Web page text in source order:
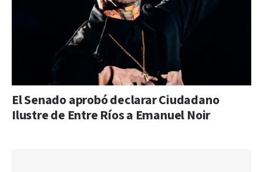
El Senado aprobó declarar Ciudadano
Ilustre de Entre Ríos a Emanuel Noir